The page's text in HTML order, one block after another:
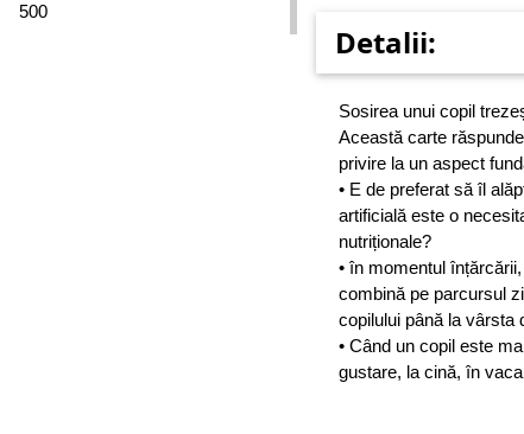
500
Detalii:
Sosirea unui copil
Această carte
privire la un aspect
• E de preferat să îl
artificială este o
nutriționale?
• în momentul
combină pe parcursul
copilului până la vârsta
• Când un copil este
gustare, la cină, în